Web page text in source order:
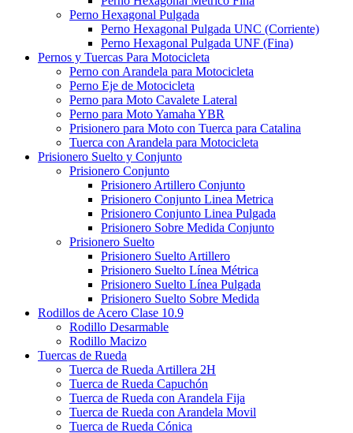
Perno Hexagonal Pulgada
Perno Hexagonal Pulgada UNC (Corriente)
Perno Hexagonal Pulgada UNF (Fina)
Pernos y Tuercas Para Motocicleta
Perno con Arandela para Motocicleta
Perno Eje de Motocicleta
Perno para Moto Cavalete Lateral
Perno para Moto Yamaha YBR
Prisionero para Moto con Tuerca para Catalina
Tuerca con Arandela para Motocicleta
Prisionero Suelto y Conjunto
Prisionero Conjunto
Prisionero Artillero Conjunto
Prisionero Conjunto Linea Metrica
Prisionero Conjunto Linea Pulgada
Prisionero Sobre Medida Conjunto
Prisionero Suelto
Prisionero Suelto Artillero
Prisionero Suelto Línea Métrica
Prisionero Suelto Línea Pulgada
Prisionero Suelto Sobre Medida
Rodillos de Acero Clase 10.9
Rodillo Desarmable
Rodillo Macizo
Tuercas de Rueda
Tuerca de Rueda Artillera 2H
Tuerca de Rueda Capuchón
Tuerca de Rueda con Arandela Fija
Tuerca de Rueda con Arandela Movil
Tuerca de Rueda Cónica